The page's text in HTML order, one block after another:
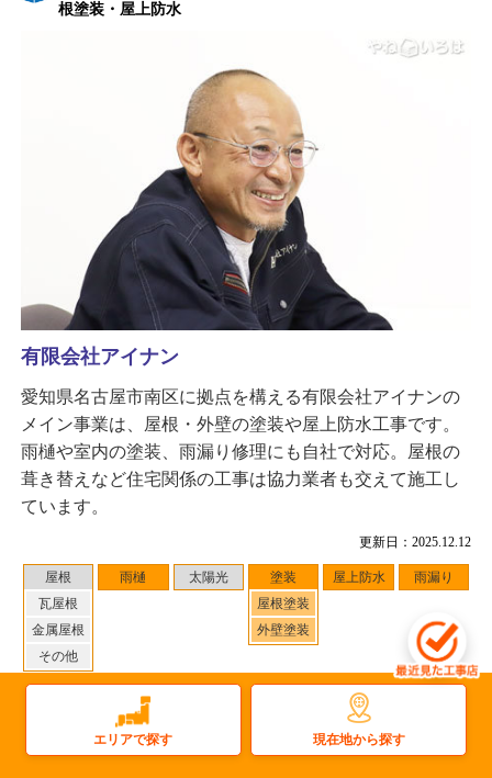
根塗装・屋上防水
更新日：2025.12.12
屋根
瓦屋根
金属屋根
その他
雨樋 太陽光
塗装
屋根塗装
外壁塗装
屋上防水 雨漏り
：多治見市 周辺
件
工事店住所：愛知県名古屋市南区泉楽通
有限会社アイナン
愛知県名古屋市南区に拠点を構える有限会社アイナンの
メイン事業は、屋根・外壁の塗装や屋上防水工事です。
雨樋や室内の塗装、雨漏り修理にも自社で対応。屋根の
葺き替えなど住宅関係の工事は協力業者も交えて施工し
ています。
エリアで探す 現在地から探す